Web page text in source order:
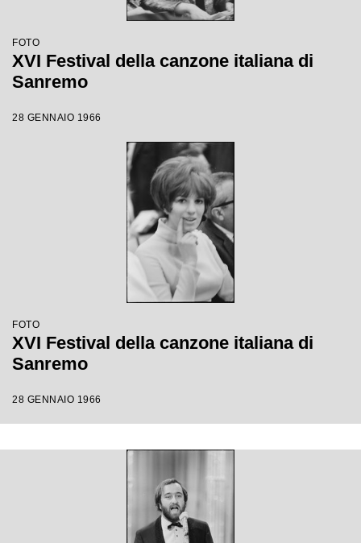
FOTO
XVI Festival della canzone italiana di
Sanremo
28 GENNAIO 1966
FOTO
XVI Festival della canzone italiana di
Sanremo
28 GENNAIO 1966